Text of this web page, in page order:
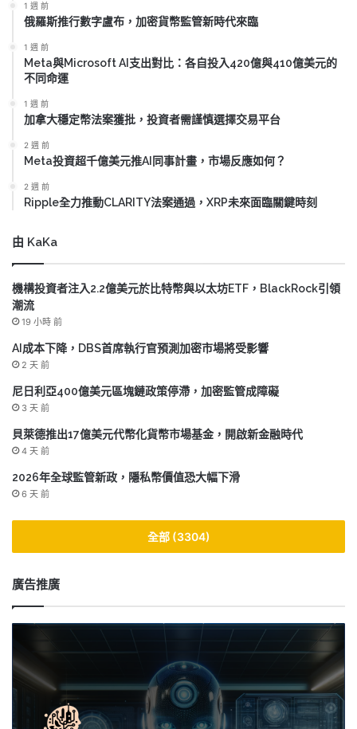
1 週 前
俄羅斯推行數字盧布，加密貨幣監管新時代來臨
1 週 前
Meta與Microsoft AI支出對比：各自投入420億與410億美元的
不同命運
1 週 前
加拿大穩定幣法案獲批，投資者需謹慎選擇交易平台
2 週 前
Meta投資超千億美元推AI同事計畫，市場反應如何？
2 週 前
Ripple全力推動CLARITY法案通過，XRP未來面臨關鍵時刻
由 KaKa
機構投資者注入2.2億美元於比特幣與以太坊ETF，BlackRock引領
潮流
19 小時 前
AI成本下降，DBS首席執行官預測加密市場將受影響
2 天 前
尼日利亞400億美元區塊鏈政策停滯，加密監管成障礙
3 天 前
貝萊德推出17億美元代幣化貨幣市場基金，開啟新金融時代
4 天 前
2026年全球監管新政，隱私幣價值恐大幅下滑
6 天 前
全部 (3304)
廣告推廣